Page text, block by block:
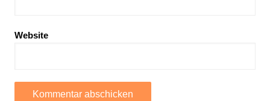
Website